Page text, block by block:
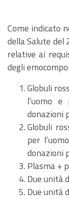
Come indicato
della Salute del
relative ai
degli
Globuli
l’uomo
donazioni
Globuli
per
donazioni
Plasma +
Due unità
Due unità